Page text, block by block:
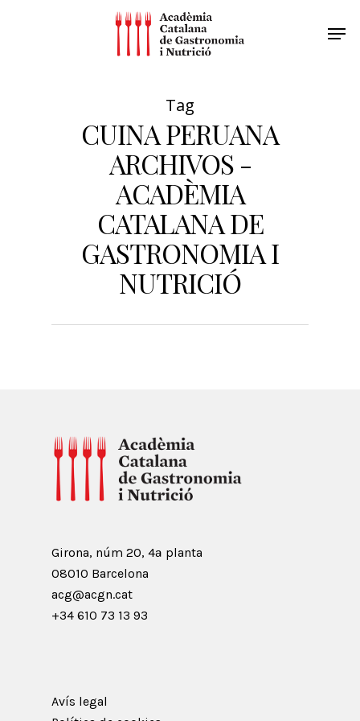
Tag
CUINA PERUANA
ARCHIVOS -
ACADÈMIA
CATALANA DE
GASTRONOMIA I
NUTRICIÓ
Girona, núm 20, 4ª planta
08010 Barcelona
acg@acgn.cat
+34 610 73 13 93
Avís legal